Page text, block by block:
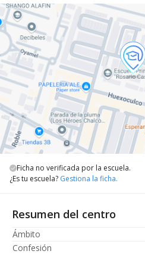
Ficha no verificada por la escuela.
¿Es tu escuela? Gestiona la ficha.
Resumen del centro
Ámbito
Confesión